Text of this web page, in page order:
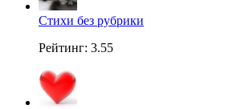
Стихи без рубрики
Рейтинг: 3.55